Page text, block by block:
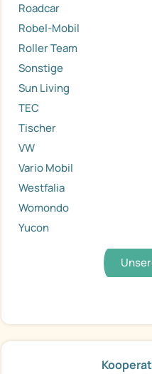
Roadcar
Robel-Mobil
Roller Team
Sonstige
Sun Living
TEC
Tischer
VW
Vario Mobil
Westfalia
Womondo
Yucon